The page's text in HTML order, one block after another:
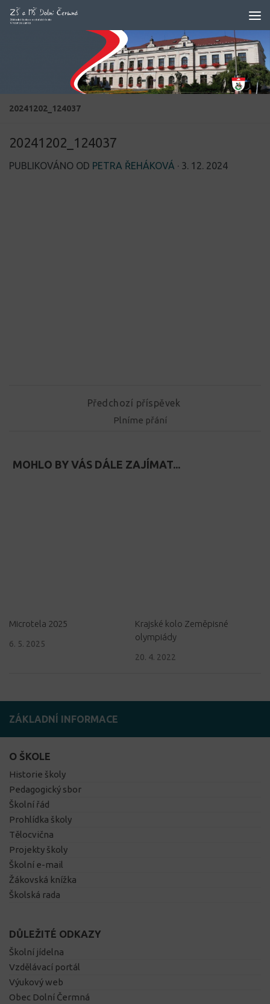
Skip to content
20241202_124037
20241202_124037
PUBLIKOVÁNO OD PETRA ŘEHÁKOVÁ · 3. 12. 2024
Předchozí příspěvek
Plníme přání
MOHLO BY VÁS DÁLE ZAJÍMAT...
Microtela 2025
6. 5. 2025
Krajské kolo Zeměpisné
olympiády
20. 4. 2022
ZÁKLADNÍ INFORMACE
O ŠKOLE
Historie školy
Pedagogický sbor
Školní řád
Prohlídka školy
Tělocvična
Projekty školy
Školní e-mail
Žákovská knížka
Školská rada
DŮLEŽITÉ ODKAZY
Školní jídelna
Vzdělávací portál
Výukový web
Obec Dolní Čermná